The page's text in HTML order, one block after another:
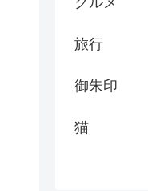
旅行
御朱印
猫